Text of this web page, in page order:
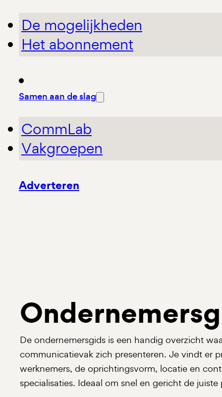
De mogelijkheden
Het abonnement
Samen aan de slag
CommLab
Vakgroepen
Adverteren
De ondernemersgids is een handig overzicht
communicatievak zich presenteren. Je vindt er
werknemers, de oprichtingsvorm, locatie en
specialisaties. Ideaal om snel en gericht de